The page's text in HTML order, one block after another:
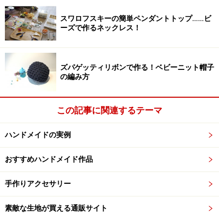
と長さ25cmを2本(フリル用)
使うリボンが化繊の場合は、写真のようにライターの炎
でリボンの端を軽くあぶってほつれ留めをすると作業が
やりやすくなります。※火事や火傷には厳重に注意して
くださいね。
両面テープをつける
写真の4箇所と、サイドに1箇所ずつ程度で良いでしょ
う。べったり全体にテープをつけてしまうと、後から糸
で縫い付けるときに針が通らず作業しにくくなります。
スワロフスキーの簡単ペンダントトップ……ビ
ーズで作るネックレス！
ズパゲッティリボンで作る！ベビーニット帽子
の編み方
この記事に関連するテーマ
ハンドメイドの実例
おすすめハンドメイド作品
手作りアクセサリー
素敵な生地が買える通販サイト